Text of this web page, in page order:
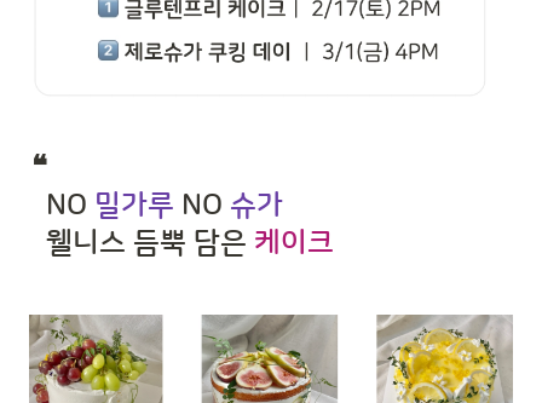
❝
  NO
밀가루 NO 슈가
  웰니스 듬뿍 담은
케이크